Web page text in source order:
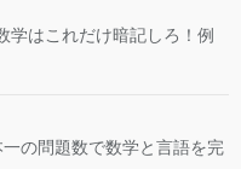
学はこれだけ暗記しろ！例
の問題数で数学と言語を完